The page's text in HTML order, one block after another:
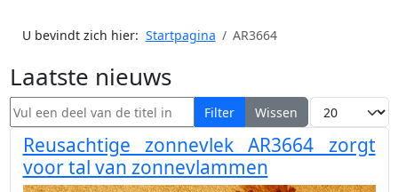
U bevindt zich hier: Startpagina AR3664
Laatste nieuws
Vul een deel van de titel in Filter Wissen Toon #
Reusachtige zonnevlek AR3664 zorgt
voor tal van zonnevlammen